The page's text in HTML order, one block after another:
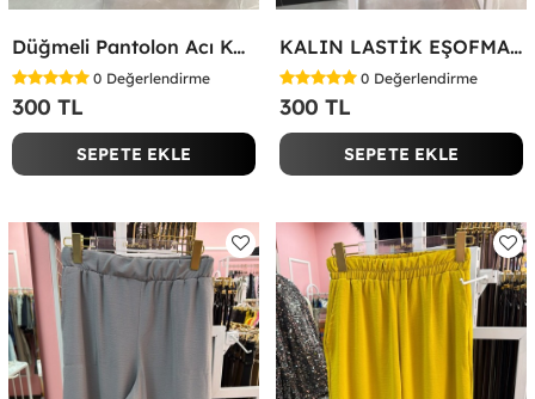
Düğmeli Pantolon Acı Kahve
0 Değerlendirme
300 TL
SEPETE EKLE
KALIN LASTİK EŞOFMAN ALTI Fuşya
0 Değerlendirme
300 TL
SEPETE EKLE